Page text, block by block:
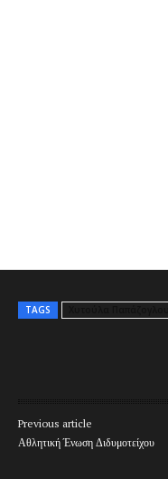
TAGS
Previous article
Αθλητική Ένωση Διδυμοτείχου